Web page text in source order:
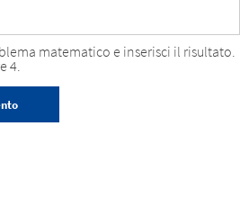
matematico e inserisci il risultato.
4.